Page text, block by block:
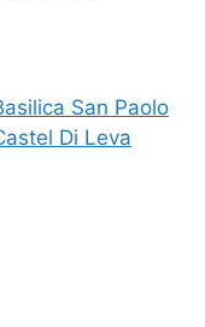
San Paolo
Di Leva